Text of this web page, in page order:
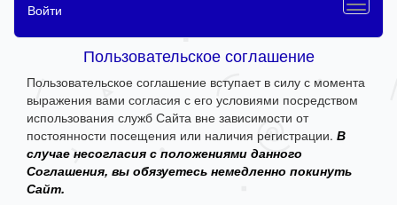
Войти
Пользовательское соглашение
Пользовательское соглашение вступает в силу с момента
выражения вами согласия с его условиями посредством
использования служб Сайта вне зависимости от
постоянности посещения или наличия регистрации. В
случае несогласия с положениями данного
Соглашения, вы обязуетесь немедленно покинуть
Сайт.